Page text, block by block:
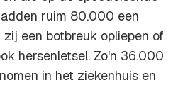
ruim 80.000 een
een botbreuk opliepen of
hersenletsel. Zo'n 36.000
in het ziekenhuis en